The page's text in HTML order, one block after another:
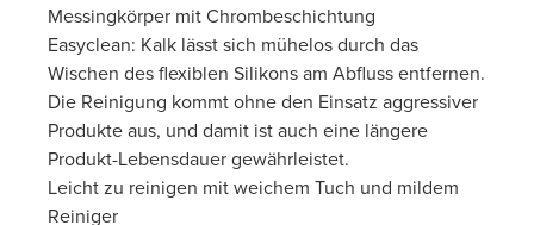
Messingkörper mit Chrombeschichtung
Easyclean: Kalk lässt sich mühelos durch das
Wischen des flexiblen Silikons am Abfluss entfernen.
Die Reinigung kommt ohne den Einsatz aggressiver
Produkte aus, und damit ist auch eine längere
Produkt-Lebensdauer gewährleistet.
Leicht zu reinigen mit weichem Tuch und mildem
Reiniger